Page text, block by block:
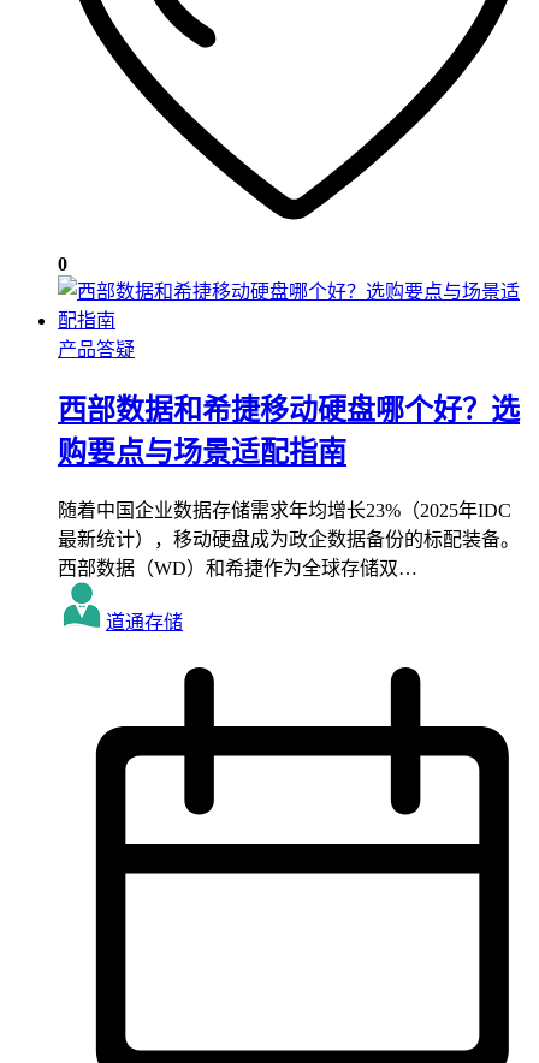
0
产品答疑
西部数据和希捷移动硬盘哪个好？选
购要点与场景适配指南
随着中国企业数据存储需求年均增长23%（2025年IDC
最新统计），移动硬盘成为政企数据备份的标配装备。
西部数据（WD）和希捷作为全球存储双…
道通存储